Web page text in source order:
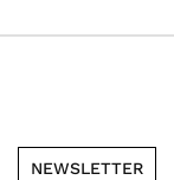
NEWSLETTER